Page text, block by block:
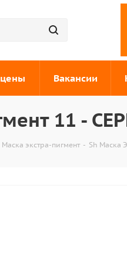
цены Вакансии
11 -
Маска экстра-пигмент - Sh Маска